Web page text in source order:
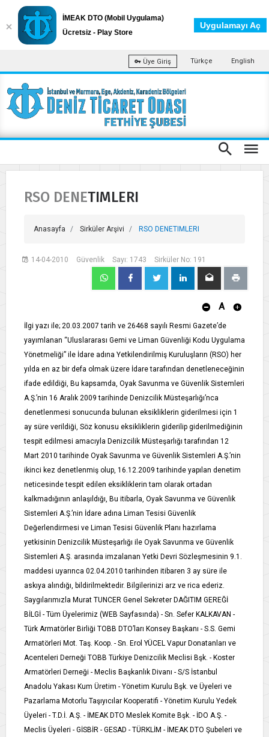
Üye Giriş Türkçe English
RSO DENETIMLERI
Anasayfa Sirküler Arşivi RSO DENETIMLERI
14-04-2010 Güvenlik Sayı: 1743 Sirküler No: 191
A
İlgi yazı ile; 20.03.2007 tarih ve 26468 sayılı Resmi Gazete’de
yayımlanan “Uluslararası Gemi ve Liman Güvenliği Kodu Uygulama
Yönetmeliği” ile İdare adına Yetkilendirilmiş Kuruluşların (RSO) her
yılda en az bir defa olmak üzere İdare tarafından denetleneceğinin
ifade edildiği, Bu kapsamda, Oyak Savunma ve Güvenlik Sistemleri
A.Ş.’nin 16 Aralık 2009 tarihinde Denizcilik Müsteşarlığı’nca
denetlenmesi sonucunda bulunan eksikliklerin giderilmesi için 1
ay süre verildiği, Söz konusu eksikliklerin giderilip giderilmediğinin
tespit edilmesi amacıyla Denizcilik Müsteşarlığı tarafından 12
Mart 2010 tarihinde Oyak Savunma ve Güvenlik Sistemleri A.Ş.’nin
ikinci kez denetlenmiş olup, 16.12.2009 tarihinde yapılan denetim
neticesinde tespit edilen eksikliklerin tam olarak ortadan
kalkmadığının anlaşıldığı, Bu itibarla, Oyak Savunma ve Güvenlik
Sistemleri A.Ş.’nin İdare adına Liman Tesisi Güvenlik
Değerlendirmesi ve Liman Tesisi Güvenlik Planı hazırlama
yetkisinin Denizcilik Müsteşarlığı ile Oyak Savunma ve Güvenlik
Sistemleri A.Ş. arasında imzalanan Yetki Devri Sözleşmesinin 9.1.
maddesi uyarınca 02.04.2010 tarihinden itibaren 3 ay süre ile
askıya alındığı, bildirilmektedir. Bilgilerinizi arz ve rica ederiz.
Saygılarımızla Murat TUNCER Genel Sekreter DAĞITIM GEREĞİ
BİLGİ - Tüm Üyelerimiz (WEB Sayfasında) - Sn. Sefer KALKAVAN -
Türk Armatörler Birliği TOBB DTO’ları Konsey Başkanı - S.S. Gemi
Armatörleri Mot. Taş. Koop. - Sn. Erol YÜCEL Vapur Donatanları ve
Acenteleri Derneği TOBB Türkiye Denizcilik Meclisi Bşk. - Koster
Armatörleri Derneği - Meclis Başkanlık Divanı - S/S İstanbul
Anadolu Yakası Kum Üretim - Yönetim Kurulu Bşk. ve Üyeleri ve
Pazarlama Motorlu Taşıyıcılar Kooperatifi - Yönetim Kurulu Yedek
Üyeleri - T.D.İ. A.Ş. - İMEAK DTO Meslek Komite Bşk. - İDO A.Ş. -
Meclis Üyeleri - GİSBİR - GESAD - TÜRKLİM - İMEAK DTO Şubeleri ve
İMEAK DTO (Mobil Uygulama)
Ücretsiz - Play Store
Uygulamayı Aç